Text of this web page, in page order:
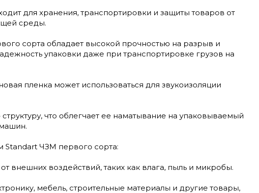
для хранения, транспортировки и защиты товаров от
среды.
сорта обладает высокой прочностью на разрыв и
упаковки даже при транспортировке грузов на
пленка может использоваться для звукоизоляции
что облегчает ее наматывание на упаковываемый
Standart ЧЗМ первого сорта:
внешних воздействий, таких как влага, пыль и микробы.
мебель, строительные материалы и другие товары,